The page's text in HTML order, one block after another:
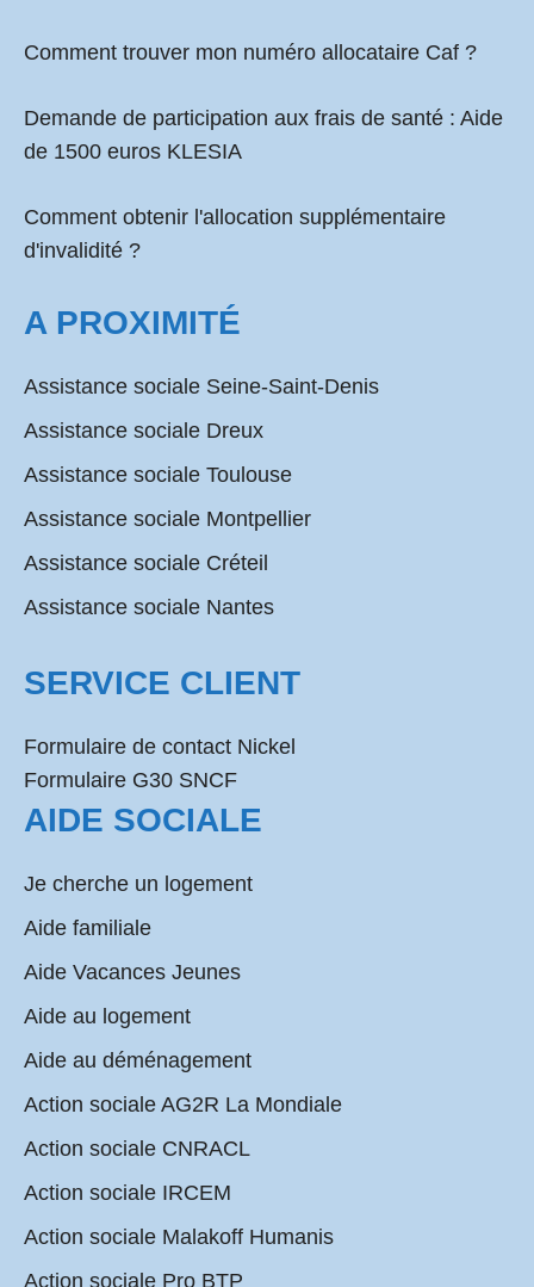
Comment trouver mon numéro allocataire Caf ?
Demande de participation aux frais de santé : Aide
de 1500 euros KLESIA
Comment obtenir l'allocation supplémentaire
d'invalidité ?
A PROXIMITÉ
Assistance sociale Seine-Saint-Denis
Assistance sociale Dreux
Assistance sociale Toulouse
Assistance sociale Montpellier
Assistance sociale Créteil
Assistance sociale Nantes
SERVICE CLIENT
Formulaire de contact Nickel
Formulaire G30 SNCF
AIDE SOCIALE
Je cherche un logement
Aide familiale
Aide Vacances Jeunes
Aide au logement
Aide au déménagement
Action sociale AG2R La Mondiale
Action sociale CNRACL
Action sociale IRCEM
Action sociale Malakoff Humanis
Action sociale Pro BTP